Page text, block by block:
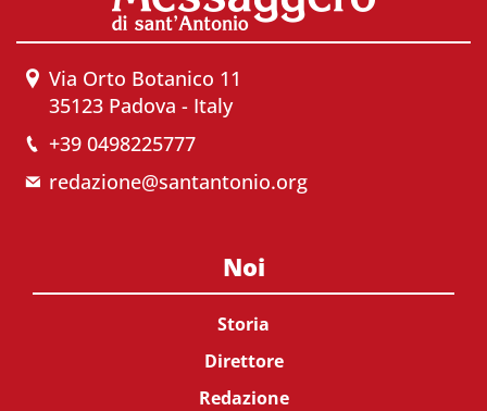
Via Orto Botanico 11
35123 Padova - Italy
+39 0498225777
redazione@santantonio.org
Noi
Storia
Direttore
Redazione